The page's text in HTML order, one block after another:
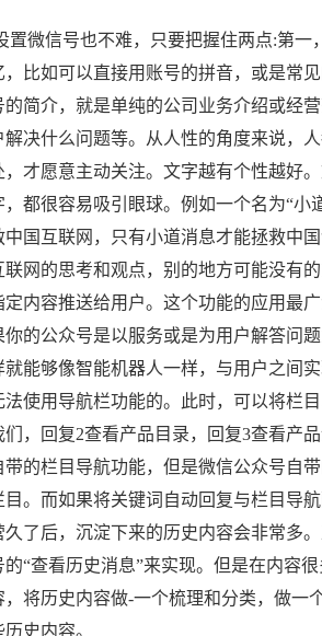
置微信号也不难，只要把握住两点:第
，比如可以直接用账号的拼音，或是常
的简介，就是单纯的公司业务介绍或经
解决什么问题等。从人性的角度来说，
，才愿意主动关注。文字越有个性越好
，都很容易吸引眼球。例如一个名为“小
中国互​联网，只有小道消息才能拯救中
联网的思考和观点，别的地方可能没有
定内容推送给用户。这个功能的应用最
你的公众号是以服务或是为用户解答问
就能够像智能机器人一样，与用户之间
法使用导航栏功能的。此时，可以将栏
们，回复2查看产品目录，回复3查看产
带的栏目导航功能，但是微信公众号自
目。而如果将关键词自动回复与栏目导
久了后，沉淀下来的历史内容会非常多
的“查看历史消息”来实现。但是在内容
，将历史内容做-一个梳理和分类，做一
史内容。